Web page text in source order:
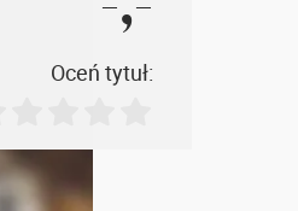
Oceń tytuł: